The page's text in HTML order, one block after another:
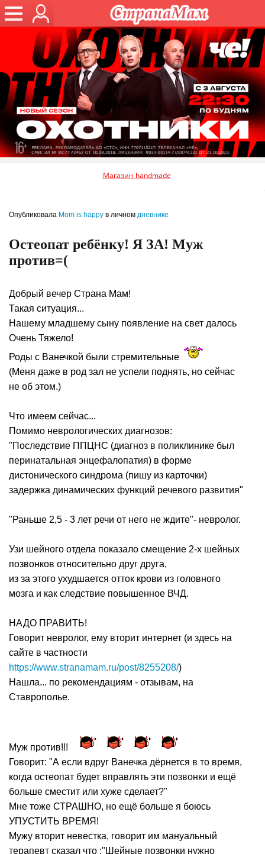
Магазин handmade
Опубликовала Mom is happy в личном дневнике
Остеопат ребёнку! Я ЗА! Муж
против=(
Добрый вечер Страна Мам!
Такая ситуация...
Нашему младшему сыну появление на свет далось
Очень Тяжело!
Роды с Ванечкой были стремительные
(Меня даже в род зал не успели поднять, но сейчас
не об этом.)
Что имеем сейчас...
Помимо неврологических диагнозов:
"Последствие ППЦНС (диагноз в поликлинике был
перинатальная энцефалопатия) в форме
дистонического синдрома (пишу из карточки)
задержка динамических функций речевого развития"
"Раньше 2,5 - 3 лет речи от него не ждите"- невролог.
Узи шейного отдела показало смещение 2-х шейных
позвонков относительно друг друга,
из за этого ухудшается отток крови из головного
мозга и как следствие повышенное ВЧД.
НАДО ПРАВИТЬ!
Говорит невролог, ему вторит интернет (и здесь на
сайте в частности
https://www.stranamam.ru/post/8255208/)
Нашла... по рекомендациям - отзывам, на
Ставрополье.
Муж против!!!
Говорит: "А если вдруг Ванечка дёрнется в то время,
когда остеопат будет вправлять эти позвонки и ещё
больше сместит или хуже сделает?"
Мне тоже СТРАШНО, но ещё больше я боюсь
УПУСТИТЬ ВРЕМЯ!
Мужу вторит невестка, говорит им мануальный
терапевт сказал что :"Шейные позвонки нужно